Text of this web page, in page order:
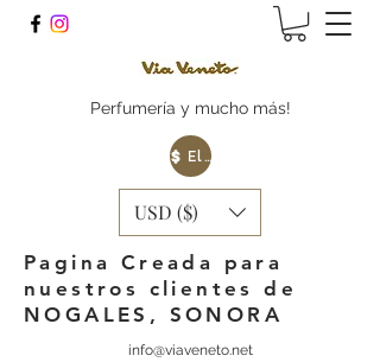
Perfumería y mucho más!
Elige tu Moneda
USD ($)
Pagina Creada para
nuestros clientes de
NOGALES, SONORA
info@viaveneto.net